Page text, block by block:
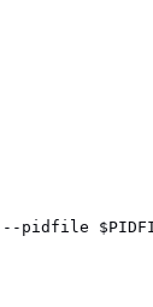
pidfile